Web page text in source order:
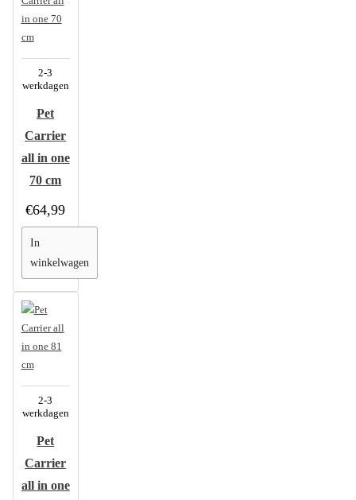
2-3
werkdagen
Pet
Carrier
all in one
70 cm
€64,99
In
winkelwagen
2-3
werkdagen
Pet
Carrier
all in one